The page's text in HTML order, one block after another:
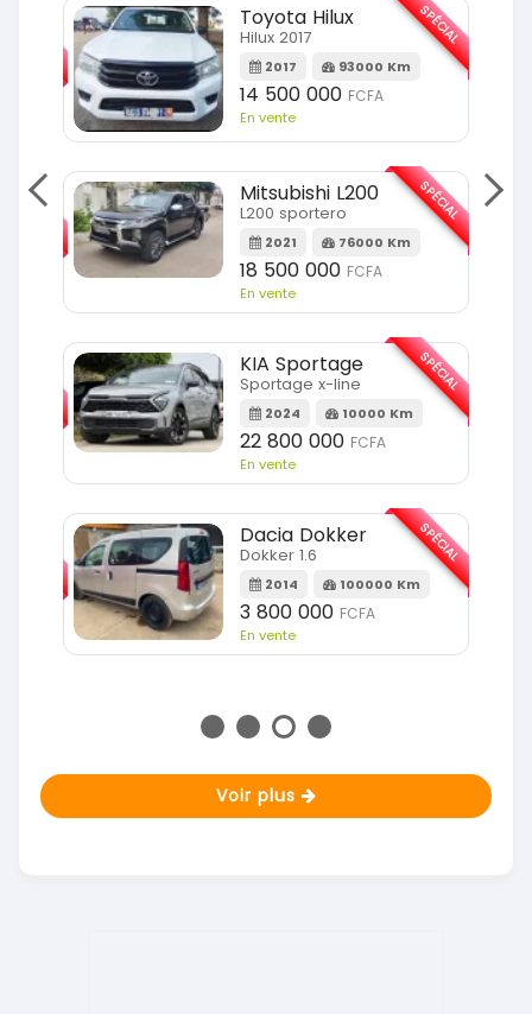
SPÉCIAL
Toyota Hilux
Hilux 2017
2017 93000 Km
14 500 000 FCFA
En vente
SPÉCIAL
Mitsubishi L200
L200 sportero
2021 76000 Km
18 500 000 FCFA
En vente
SPÉCIAL
KIA Sportage
Sportage x-line
2024 10000 Km
22 800 000 FCFA
En vente
SPÉCIAL
Dacia Dokker
Dokker 1.6
2014 100000 Km
3 800 000 FCFA
En vente
SPÉCIAL
Voir plus